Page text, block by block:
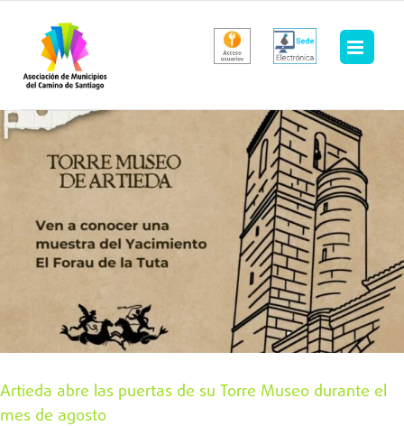
contenido
Artieda abre las puertas de su Torre Museo durante el
mes de agosto